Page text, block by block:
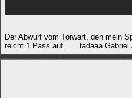
Der Abwurf vom Torwart, den mein
reicht 1 Pass auf.......tadaaa